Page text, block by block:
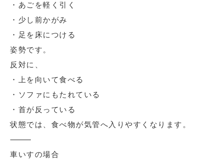
・あごを軽く引く
・少し前かがみ
・足を床につける
姿勢です。
反対に、
・上を向いて食べる
・ソファにもたれている
・首が反っている
状態では、食べ物が気管へ入りやすくなります。
⸻
車いすの場合